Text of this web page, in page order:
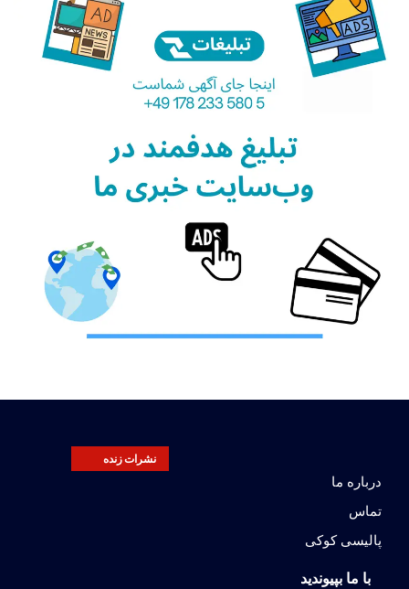
نشرات زنده
درباره ما
تماس
پالیسی کوکی
با ما بپیوندید